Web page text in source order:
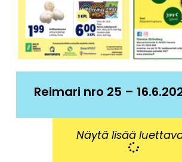
Reimari nro 25 –
Näytä lisää